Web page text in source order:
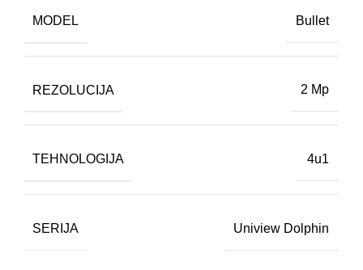
MODEL Bullet
REZOLUCIJA 2 Mp
TEHNOLOGIJA 4u1
SERIJA Uniview Dolphin